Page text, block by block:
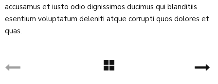
accusamus et iusto odio dignissimos ducimus qui blanditiis
esentium voluptatum deleniti atque corrupti quos dolores et
quas.